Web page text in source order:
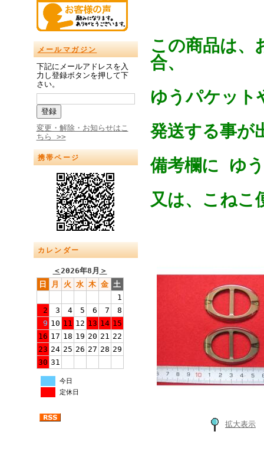
メールマガジン
下記にメールアドレスを入
力し登録ボタンを押して下
さい。
変更・解除・お知らせはこ
ちら >>
携帯ページ
カレンダー
＜2026年8月 ＞
日
月 火 水 木 金 土
1
2
3 4 5 6 7
8
9 10 11 12 13 14 15
16 17 18 19 20 21 22
23 24 25 26 27 28 29
30 31
今日
定休日
この商品は、
合、
ゆうパケッ
発送する事が
備考欄に ゆ
又は、こね
拡大表示